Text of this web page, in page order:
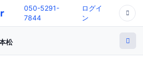
050-5291-
7844
ログイ
ン
松